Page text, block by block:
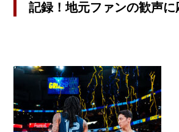
記録！地元ファンの歓声に